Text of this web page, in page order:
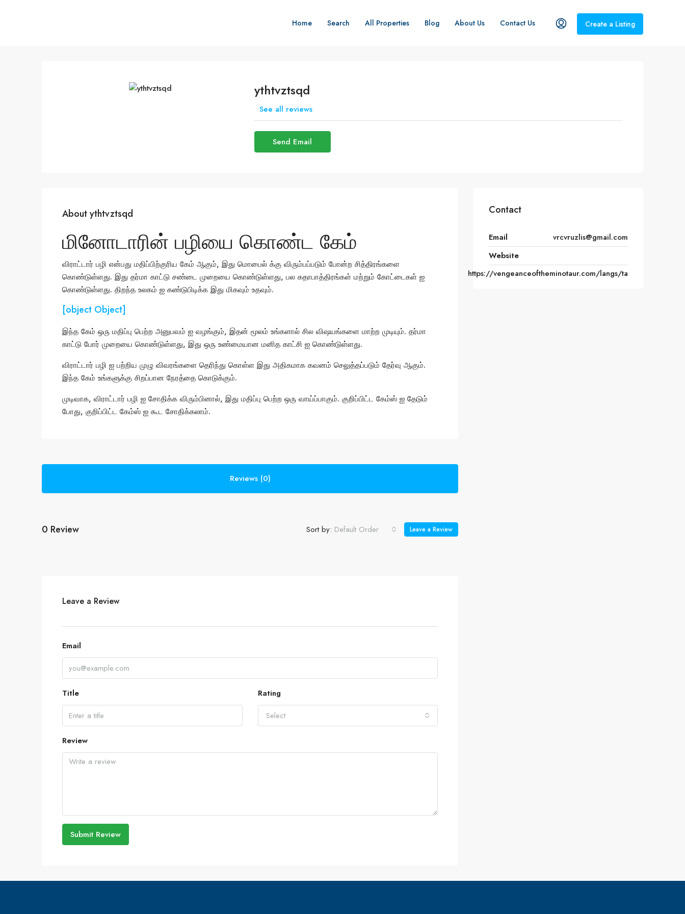
Home Search All Properties Blog About Us Contact Us Create a Listing
ythtvztsqd
See all reviews
Send Email
About ythtvztsqd
மினோடாரின் பழியை கொண்ட கேம்
விராட்டார் பழி என்பது மதிப்பிற்குரிய கேம் ஆகும், இது மொபைல் க்கு விரும்பப்படும் போன்ற சித்திரங்களை
கொண்டுள்ளது. இது தர்மா காட்டு சண்டை முறையை கொண்டுள்ளது, பல கதாபாத்திரங்கள் மற்றும் கோட்டைகள் ஐ
கொண்டுள்ளது. திறந்த உலகம் ஐ கண்டுபிடிக்க இது மிகவும் உதவும்.
[object Object]
இந்த கேம் ஒரு மதிப்பு பெற்ற அனுபவம் ஐ வழங்கும், இதன் மூலம் உங்களால் சில விஷயங்களை மாற்ற முடியும். தர்மா
காட்டு போர் முறையை கொண்டுள்ளது, இது ஒரு உண்மையான மனித காட்சி ஐ கொண்டுள்ளது.
விராட்டார் பழி ஐ பற்றிய முழு விவரங்களை தெரிந்து கொள்ள இது அதிகமாக கவனம் செலுத்தப்படும் தேர்வு ஆகும்.
இந்த கேம் உங்களுக்கு சிறப்பான நேரத்தை கொடுக்கும்.
முடிவாக, விராட்டார் பழி ஐ சோதிக்க விரும்பினால், இது மதிப்பு பெற்ற ஒரு வாய்ப்பாகும். குறிப்பிட்ட கேம்ஸ் ஐ தேடும்
போது, குறிப்பிட்ட கேம்ஸ் ஐ கூட சோதிக்கலாம்.
Reviews (0)
0 Review Sort by: Default Order Leave a Review
Leave a Review
Email
Title
Rating
Select
Review
Submit Review
Contact
Email
vrcvruzlis@gmail.com
Website
https://vengeanceoftheminotaur.com/langs/ta